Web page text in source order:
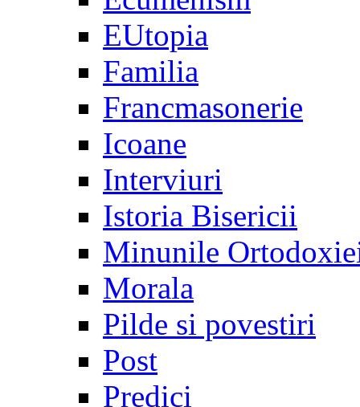
EUtopia
Familia
Francmasonerie
Icoane
Interviuri
Istoria Bisericii
Minunile
Morala
Pilde si povestiri
Post
Predici